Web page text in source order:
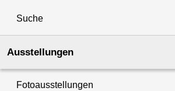
Suche
Ausstellungen
Fotoausstellungen